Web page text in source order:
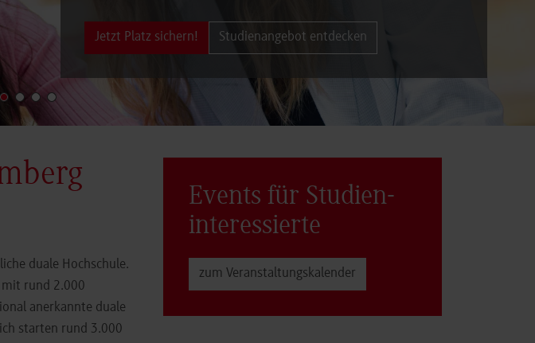
Jetzt Platz sichern! Studienangebot entdecken
duale Hochschule.
rund 2.000
anerkannte duale
starten rund 3.000
Events für Studien­
interessierte
zum Veranstaltungs­kalender